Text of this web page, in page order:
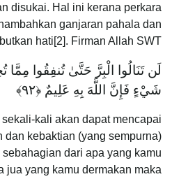
disukai. Hal ini kerana perkara
ganjaran pahala dan
hati[2]. Firman Allah SWT:
لَن تَنَالُوا الْبِرَّ حَتَّىٰ تُنفِقُوا
شَيْءٍ فَإِنَّ اللَّهَ بِهِ عَلِيمٌ ‎﴿٩٢﴾‏
sekali-kali akan dapat mencapai
dan kebaktian (yang sempurna)
dari apa yang kamu
jua yang kamu dermakan maka